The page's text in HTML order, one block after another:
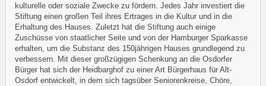
kulturelle oder soziale Zwecke zu fördern. Jedes Jahr investiert die
Stiftung einen großen Teil ihres Ertrages in die Kultur und in die
Erhaltung des Hauses. Zuletzt hat die Stiftung auch einige
Zuschüsse von staatlicher Seite und von der Hamburger Sparkasse
erhalten, um die Substanz des 150jährigen Hauses grundlegend zu
verbessern. Mit dieser großzügigen Schenkung an die Osdorfer
Bürger hat sich der Heidbarghof zu einer Art Bürgerhaus für Alt-
Osdorf entwickelt, in dem sich tagsüber Seniorenkreise, Chöre,